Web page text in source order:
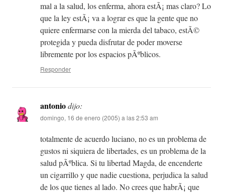
mal a la salud, los enferma, ahora estÃ¡ mas claro? Lo
que la ley estÃ¡ va a lograr es que la gente que no
quiere enfermarse con la mierda del tabaco, estÃ©
protegida y pueda disfrutar de poder moverse
libremente por los espacios pÃºblicos.
Responder
antoniodijo:
domingo, 16 de enero (2005) a las 2:53 am
totalmente de acuerdo luciano, no es un problema de
gustos ni siquiera de libertades, es un problema de la
salud pÃºblica. Si tu libertad Magda, de encenderte
un cigarrillo y que nadie cuestiona, perjudica la salud
de los que tienes al lado. No crees que habrÃ¡ que